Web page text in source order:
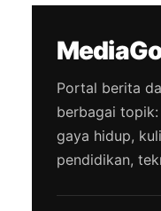
Portal berita
berbagai topik:
gaya hidup,
pendidikan,